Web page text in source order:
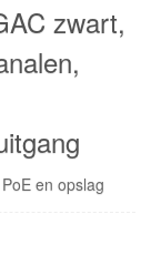
zwart,
en opslag